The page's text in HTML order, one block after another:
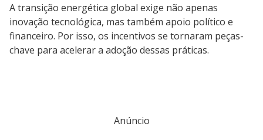
A transição energética global exige não apenas
inovação tecnológica, mas também apoio político e
financeiro. Por isso, os incentivos se tornaram peças-
chave para acelerar a adoção dessas práticas.
Anúncio